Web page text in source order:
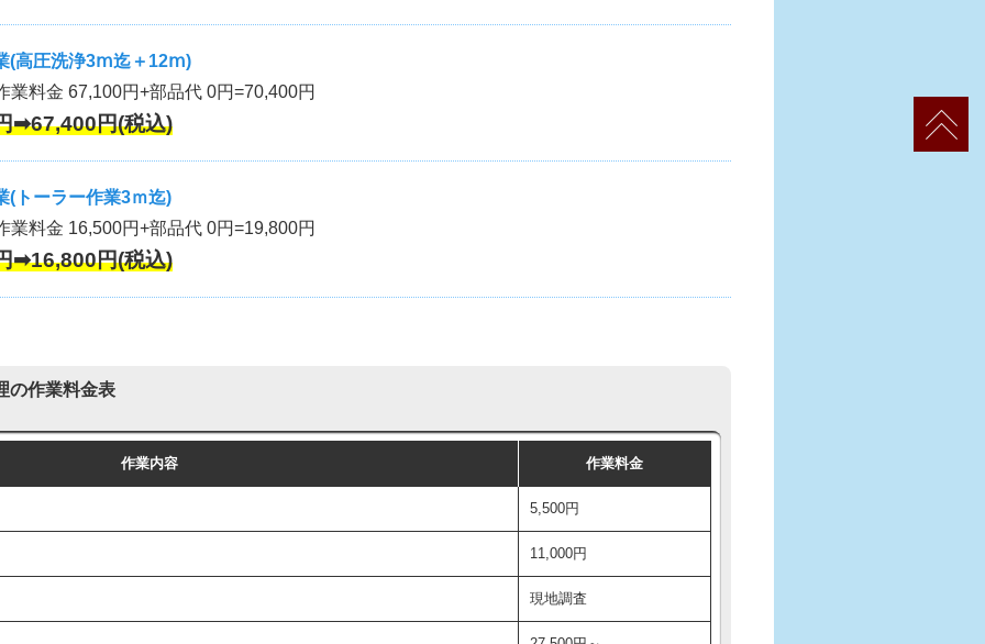
(高圧洗浄3ⅿ迄＋12ⅿ)
業料金 67,100円+部品代 0円=70,400円
➡67,400円(税込)
(トーラー作業3ｍ迄)
業料金 16,500円+部品代 0円=19,800円
➡16,800円(税込)
の作業料金表
作業内容 作業料金
5,500円
11,000円
現地調査